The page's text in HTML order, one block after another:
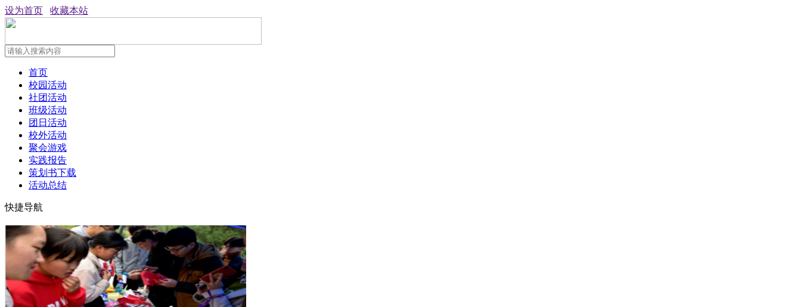
设为首页 收藏本站
首页
校园活动
社团活动
班级活动
团日活动
校外活动
聚会游戏
实践报告
策划书下载
活动总结
快捷导航